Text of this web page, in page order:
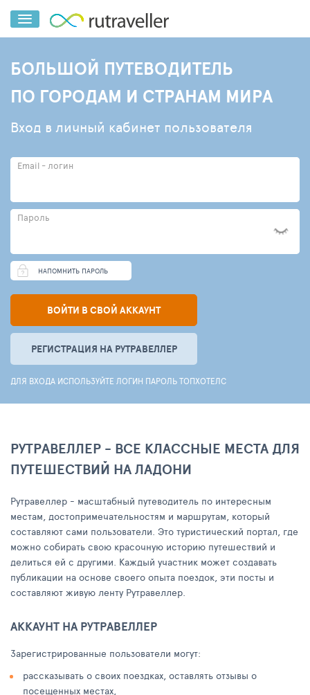
БОЛЬШОЙ ПУТЕВОДИТЕЛЬ
ПО ГОРОДАМ И СТРАНАМ МИРА
Вход в личный кабинет пользователя
Email - логин
Пароль
НАПОМНИТЬ ПАРОЛЬ
ВОЙТИ В СВОЙ АККАУНТ
РЕГИСТРАЦИЯ НА РУТРАВЕЛЛЕР
ДЛЯ ВХОДА ИСПОЛЬЗУЙТЕ ЛОГИН ПАРОЛЬ ТОПХОТЕЛС
РУТРАВЕЛЛЕР - ВСЕ КЛАССНЫЕ МЕСТА ДЛЯ
ПУТЕШЕСТВИЙ НА ЛАДОНИ
Рутравеллер - масштабный путеводитель по интересным
местам, достопримечательностям и маршрутам, который
составляют сами пользователи. Это туристический портал, где
можно собирать свою красочную историю путешествий и
делиться ей с другими. Каждый участник может создавать
публикации на основе своего опыта поездок, эти посты и
составляют живую ленту Рутравеллер.
АККАУНТ НА РУТРАВЕЛЛЕР
Зарегистрированные пользователи могут:
рассказывать о своих поездках, оставлять отзывы о
посещенных местах,